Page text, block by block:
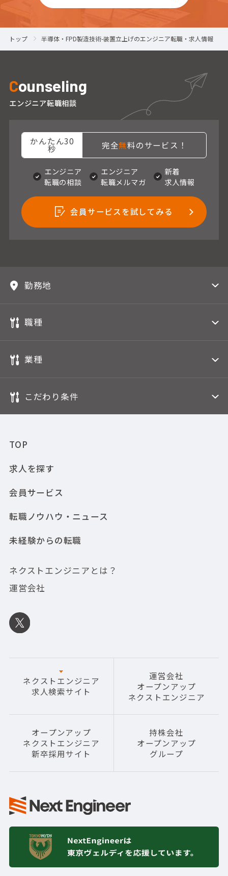
トップ 半導体・FPD製造技術-装置立上げのエンジニア転職・求人情報
Counseling
エンジニア転職相談
かんたん30
秒 完全無料のサービス！
エンジニア
転職の相談
エンジニア
転職メルマガ
新着
求人情報
会員サービスを試してみる
勤務地
職種
業種
こだわり条件
TOP
求人を探す
会員サービス
転職ノウハウ・ニュース
未経験からの転職
ネクストエンジニアとは？
運営会社
ネクストエンジニア
求人検索サイト
運営会社
オープンアップ
ネクストエンジニア
オープンアップ
ネクストエンジニア
新卒採用サイト
持株会社
オープンアップ
グループ